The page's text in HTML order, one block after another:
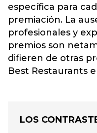
específica para
premiación. La
profesionales y
premios son
difieren de otras
Best Restaurants
LOS